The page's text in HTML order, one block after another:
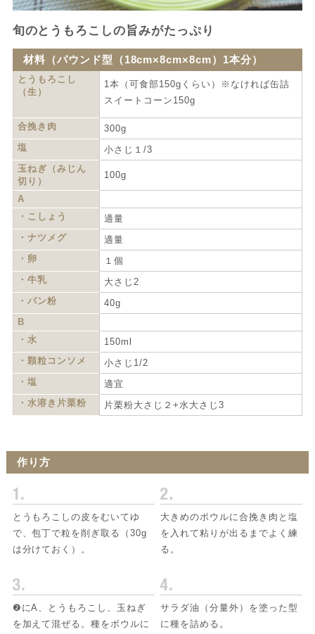
旬のとうもろこしの旨みがたっぷり
材料（パウンド型（18cm×8cm×8cm）1本分）
とうもろこし
（生）
1本（可食部150gくらい）※なければ缶詰
スイートコーン150g
合挽き肉
300g
塩
小さじ１/3
玉ねぎ（みじん
切り）
100g
A
・こしょう
適量
・ナツメグ
適量
・卵
１個
・牛乳
大さじ2
・パン粉
40g
B
・水
150ml
・顆粒コンソメ
小さじ1/2
・塩
適宜
・水溶き片栗粉
片栗粉大さじ２+水大さじ3
作り方
とうもろこしの皮をむいてゆ
で、包丁で粒を削ぎ取る（30g
は分けておく）。
大きめのボウルに合挽き肉と塩
を入れて粘りが出るまでよく練
る。
❷にA、とうもろこし、玉ねぎ
を加えて混ぜる。種をボウルに
サラダ油（分量外）を塗った型
に種を詰める。